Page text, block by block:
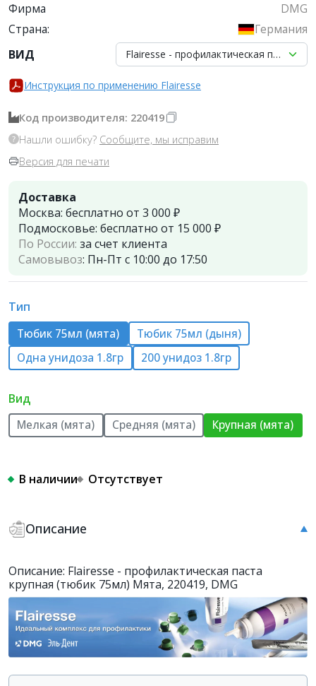
Фирма
DMG
Страна:
Германия
ВИД
Flairesse - профилактическая паста
Инструкция по применению Flairesse
Код производителя: 220419
Нашли ошибку? Сообщите, мы исправим
Версия для печати
Доставка
Москва: бесплатно от 3 000 ₽
Подмосковье: бесплатно от 15 000 ₽
По России: за счет клиента
Самовывоз: Пн-Пт с 10:00 до 17:50
Тип
Тюбик 75мл (мята)
Тюбик 75мл (дыня)
Одна унидоза 1.8гр
200 унидоз 1.8гр
Вид
Мелкая (мята) Средняя (мята) Крупная (мята)
В наличии Отсутствует
Описание
Описание: Flairesse - профилактическая паста
крупная (тюбик 75мл) Мята, 220419, DMG